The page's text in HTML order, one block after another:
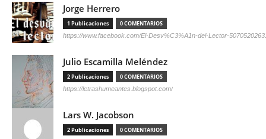
Jorge Herrero
1 Publicaciones 0 COMENTARIOS
https://www.facebook.com/El-Desv%C3%A1n-del-Lector-
Julio Escamilla Meléndez
2 Publicaciones 0 COMENTARIOS
https://letrashumeantes.blogspot.com/
Lars W. Jacobson
2 Publicaciones 0 COMENTARIOS